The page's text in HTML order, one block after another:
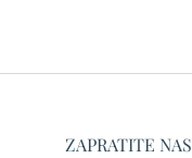
ZAPRATITE NAS